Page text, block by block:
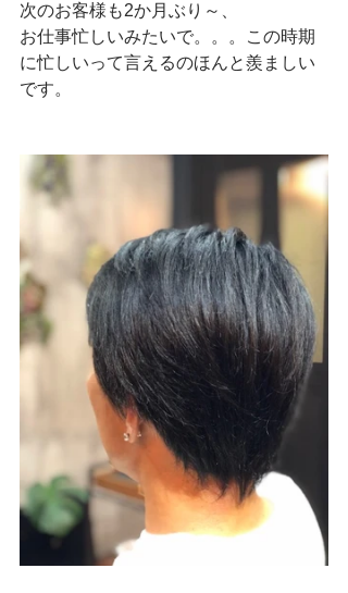
次のお客様も2か月ぶり～、
お仕事忙しいみたいで。。。この時期
に忙しいって言えるのほんと羨ましい
です。